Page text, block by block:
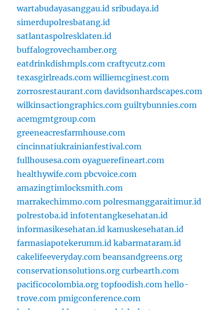
wartabudayasanggau.id sribudaya.id
simerdupolresbatang.id
satlantaspolresklaten.id
buffalogrovechamber.org
eatdrinkdishmpls.com craftycutz.com
texasgirlreads.com williemcginest.com
zorrosrestaurant.com davidsonhardscapes.com
wilkinsactiongraphics.com guiltybunnies.com
acemgmtgroup.com
greeneacresfarmhouse.com
cincinnatiukrainianfestival.com
fullhousesa.com oyaguerefineart.com
healthywife.com pbcvoice.com
amazingtimlocksmith.com
marrakechimmo.com polresmanggaraitimur.id
polrestoba.id infotentangkesehatan.id
informasikesehatan.id kamuskesehatan.id
farmasiapotekerumm.id kabarmataram.id
cakelifeeveryday.com beansandgreens.org
conservationsolutions.org curbearth.com
pacificocolombia.org topfoodish.com hello-
trove.com pmigconference.com